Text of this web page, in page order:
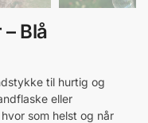
Blå
til hurtig og
eller
som helst og når